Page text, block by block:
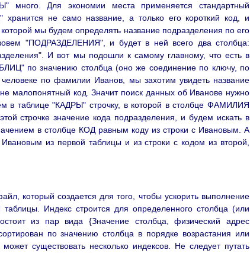
много. Для экономии места применяется стандартный
не само название, а только его короткий код, и
мы будем определять название подразделения по его
"ПОДРАЗДЕЛЕНИЯ", и будет в ней всего два столбца:
И вот мы подошли к самому главному, что есть в
по значению столбца (оно же соединение по ключу, по
по фамилии Иванов, мы захотим увидеть название
малопонятный код. Значит поиск данных об Иванове нужно
в таблице "КАДРЫ" строчку, в которой в столбце ФАМИЛИЯ
строчке значение кода подразделения, и будем искать в
в столбце КОД равным коду из строки с Ивановым. А
из первой таблицы и из строки с кодом из второй,
который создается для того, чтобы ускорить выполнение
Индекс строится для определенного столбца (или
из пар вида {Значение столбца, физический адрес
по значению столбца в порядке возрастания или
существовать несколько индексов. Не следует путать